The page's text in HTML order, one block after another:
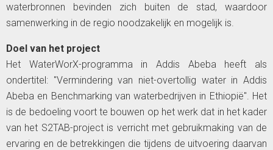
waterbronnen bevinden zich buiten de stad, waardoor
samenwerking in de regio noodzakelijk en mogelijk is.
Doel van het project
Het WaterWorX-programma in Addis Abeba heeft als
ondertitel: "Vermindering van niet-overtollig water in Addis
Abeba en Benchmarking van waterbedrijven in Ethiopië". Het
is de bedoeling voort te bouwen op het werk dat in het kader
van het S2TAB-project is verricht met gebruikmaking van de
ervaring en de betrekkingen die tijdens de uitvoering daarvan